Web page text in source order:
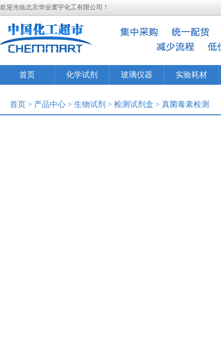
欢迎光临北京华业寰宇化工有限公司！
首页 化学试剂 玻璃仪器 实验耗材
首页 > 产品中心 > 生物试剂 > 检测试剂盒 > 真菌毒素检测